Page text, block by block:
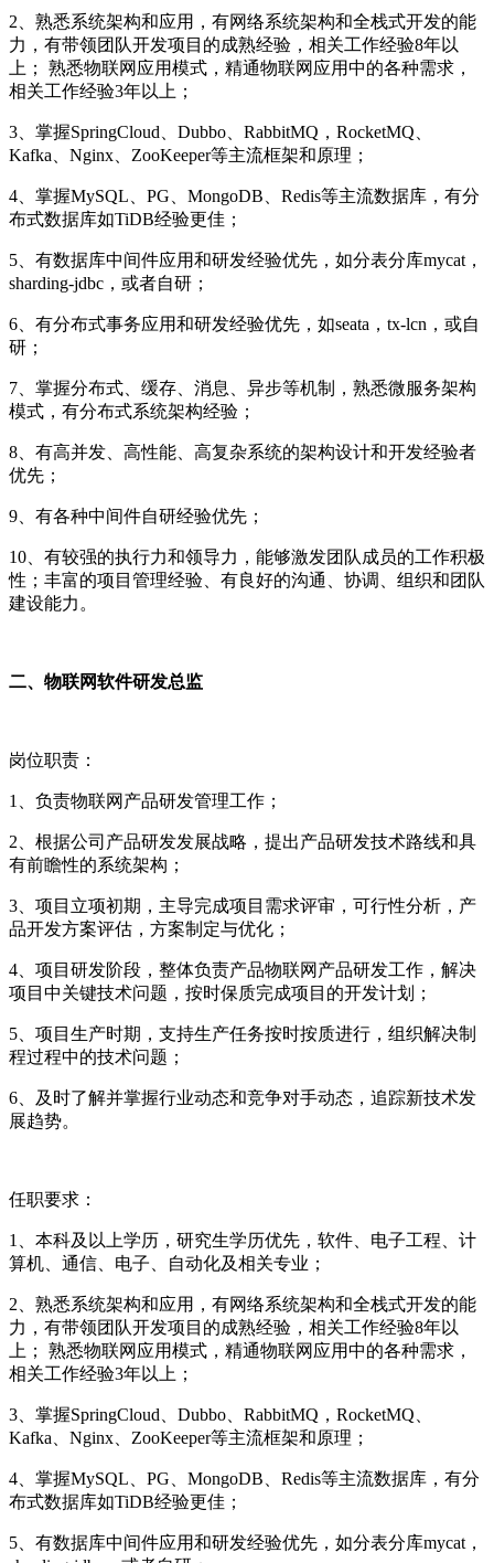
2、熟悉系统架构和应用，有网络系统架构和全栈式开发的能
力，有带领团队开发项目的成熟经验，相关工作经验8年以
上； 熟悉物联网应用模式，精通物联网应用中的各种需求，
相关工作经验3年以上；
3、掌握SpringCloud、Dubbo、RabbitMQ，RocketMQ、
Kafka、Nginx、ZooKeeper等主流框架和原理；
4、掌握MySQL、PG、MongoDB、Redis等主流数据库，有分
布式数据库如TiDB经验更佳；
5、有数据库中间件应用和研发经验优先，如分表分库mycat，
sharding-jdbc，或者自研；
6、有分布式事务应用和研发经验优先，如seata，tx-lcn，或自
研；
7、掌握分布式、缓存、消息、异步等机制，熟悉微服务架构
模式，有分布式系统架构经验；
8、有高并发、高性能、高复杂系统的架构设计和开发经验者
优先；
9、有各种中间件自研经验优先；
10、有较强的执行力和领导力，能够激发团队成员的工作积极
性；丰富的项目管理经验、有良好的沟通、协调、组织和团队
建设能力。
二、物联网软件研发总监
岗位职责：
1、负责物联网产品研发管理工作；
2、根据公司产品研发发展战略，提出产品研发技术路线和具
有前瞻性的系统架构；
3、项目立项初期，主导完成项目需求评审，可行性分析，产
品开发方案评估，方案制定与优化；
4、项目研发阶段，整体负责产品物联网产品研发工作，解决
项目中关键技术问题，按时保质完成项目的开发计划；
5、项目生产时期，支持生产任务按时按质进行，组织解决制
程过程中的技术问题；
6、及时了解并掌握行业动态和竞争对手动态，追踪新技术发
展趋势。
任职要求：
1、本科及以上学历，研究生学历优先，软件、电子工程、计
算机、通信、电子、自动化及相关专业；
2、熟悉系统架构和应用，有网络系统架构和全栈式开发的能
力，有带领团队开发项目的成熟经验，相关工作经验8年以
上； 熟悉物联网应用模式，精通物联网应用中的各种需求，
相关工作经验3年以上；
3、掌握SpringCloud、Dubbo、RabbitMQ，RocketMQ、
Kafka、Nginx、ZooKeeper等主流框架和原理；
4、掌握MySQL、PG、MongoDB、Redis等主流数据库，有分
布式数据库如TiDB经验更佳；
5、有数据库中间件应用和研发经验优先，如分表分库mycat，